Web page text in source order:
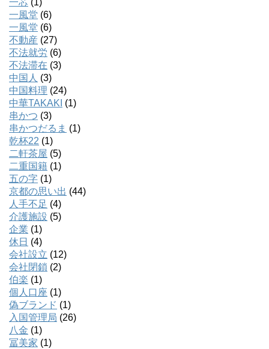
一風堂 (6)
一風堂 (6)
不動産 (27)
不法就労 (6)
不法滞在 (3)
中国人 (3)
中国料理 (24)
中華TAKAKI (1)
串かつ (3)
串かつだるま (1)
乾杯22 (1)
二軒茶屋 (5)
二重国籍 (1)
五の字 (1)
京都の思い出 (44)
人手不足 (4)
介護施設 (5)
企業 (1)
休日 (4)
会社設立 (12)
会社閉鎖 (2)
伯楽 (1)
個人口座 (1)
偽ブランド (1)
入国管理局 (26)
八金 (1)
冨美家 (1)